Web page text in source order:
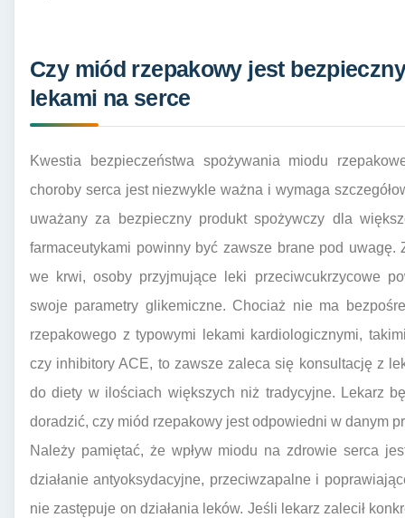
Czy miód rzepakowy jest
lekami na serce
Kwestia bezpieczeństwa spożywania miodu
choroby serca jest niezwykle ważna i wymaga
uważany za bezpieczny produkt spożywczy dla
farmaceutykami powinny być zawsze brane pod
we krwi, osoby przyjmujące leki przeciwcukrzycowe
swoje parametry glikemiczne. Chociaż nie ma
rzepakowego z typowymi lekami kardiologicznymi,
czy inhibitory ACE, to zawsze zaleca się konsultację z
do diety w ilościach większych niż tradycyjne. Lekarz
doradzić, czy miód rzepakowy jest odpowiedni w danym
Należy pamiętać, że wpływ miodu na zdrowie serca
działanie antyoksydacyjne, przeciwzapalne i
nie zastępuje on działania leków. Jeśli lekarz zalecił